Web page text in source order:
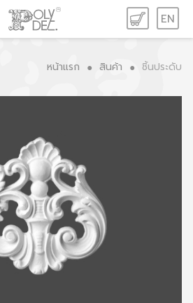
EN
หน้าแรก ● สินค้า ● ชิ้นประดับ